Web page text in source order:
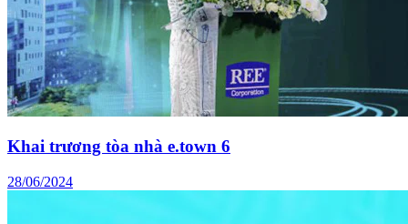
Khai trương tòa nhà e.town 6
28/06/2024